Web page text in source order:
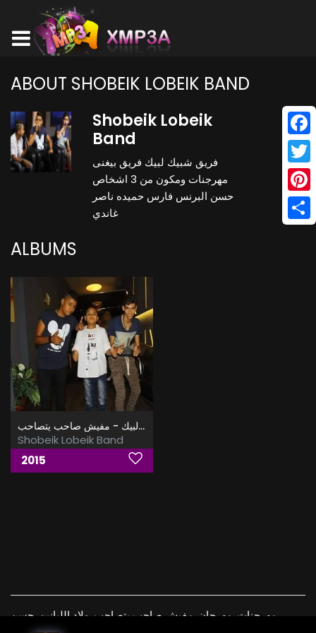
ABOUT SHOBEIK LOBEIK BAND
Shobeik Lobeik
Band
فريق شبيك لبيك فريق بيغنى
مهرجنات ومكون من 3 اشخاص
حسن البرنس فارس حميده ناصر
غاندي
ALBUMS
البوم فريق شبيك لبيك - مفيش صاحب يتصاحب
Shobeik Lobeik Band
2015
مهرجنات, مهرجان, مفيش صاحب يتصاحب, ولاد اللبانين, حسن